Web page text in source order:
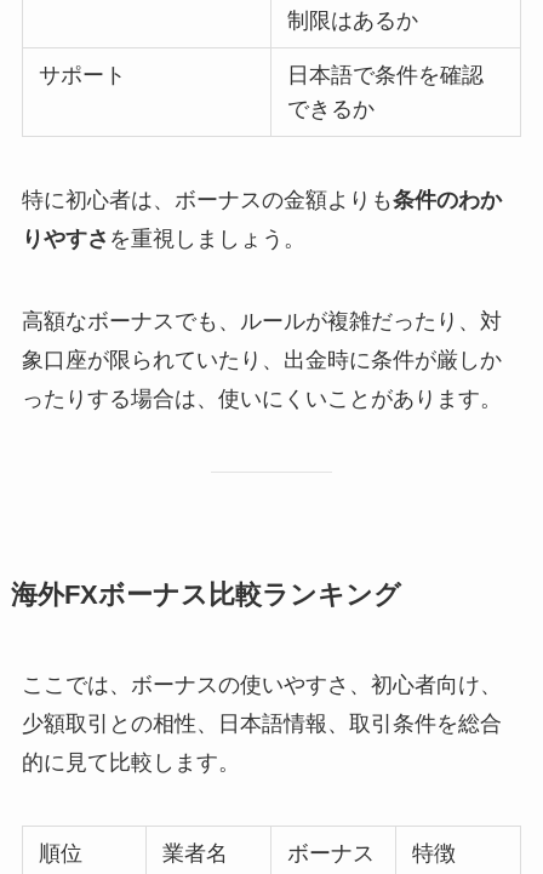
制限はあるか
サポート
日本語で条件を確認
できるか
特に初心者は、ボーナスの金額よりも条件のわか
りやすさ を重視しましょう。
高額なボーナスでも、ルールが複雑だったり、対
象口座が限られていたり、出金時に条件が厳しか
ったりする場合は、使いにくいことがあります。
海外FXボーナス比較ランキング
ここでは、ボーナスの使いやすさ、初心者向け、
少額取引との相性、日本語情報、取引条件を総合
的に見て比較します。
順位 業者名
ボーナス
特徴